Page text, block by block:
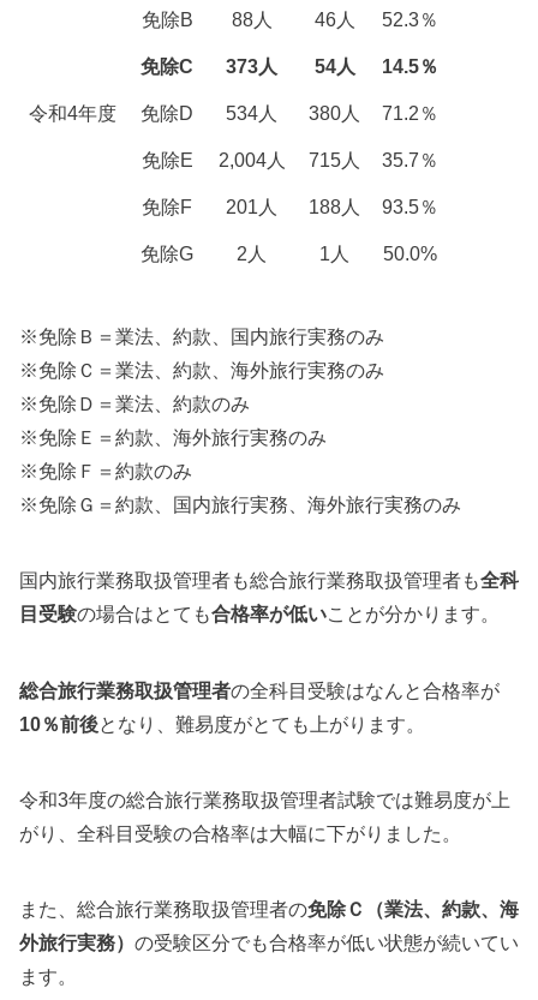
令和4年度
免除B 88人 46人 52.3％
免除C 373人 54人 14.5％
免除D 534人 380人 71.2％
免除E 2,004人 715人 35.7％
免除F 201人 188人 93.5％
免除G 2人 1人 50.0%
※免除Ｂ＝業法、約款、国内旅行実務のみ
※免除Ｃ＝業法、約款、海外旅行実務のみ
※免除Ｄ＝業法、約款のみ
※免除Ｅ＝約款、海外旅行実務のみ
※免除Ｆ＝約款のみ
※免除Ｇ＝約款、国内旅行実務、海外旅行実務のみ
国内旅行業務取扱管理者も総合旅行業務取扱管理者も全科
目受験の場合はとても合格率が低いことが分かります。
総合旅行業務取扱管理者の全科目受験はなんと合格率が
10％前後となり、難易度がとても上がります。
令和3年度の総合旅行業務取扱管理者試験では難易度が上
がり、全科目受験の合格率は大幅に下がりました。
また、総合旅行業務取扱管理者の免除Ｃ（業法、約款、海
外旅行実務） の受験区分でも合格率が低い状態が続いてい
ます。